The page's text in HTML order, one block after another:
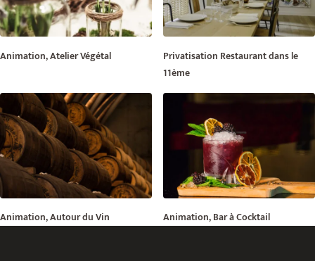
Animation, Atelier Végétal
Privatisation Restaurant dans le
11ème
Animation, Autour du Vin Animation, Bar à Cocktail